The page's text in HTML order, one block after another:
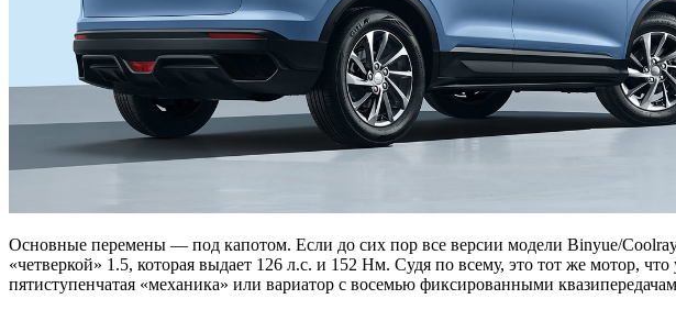
Основные перемены — под капотом. Если до сих пор все версии модели Binyue/
«четверкой» 1.5, которая выдает 126 л.с. и 152 Нм. Судя по всему, это тот же мотор,
пятиступенчатая «механика» или вариатор с восемью фиксированными